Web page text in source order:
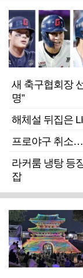
새 축구협회장
명”
해체설 뒤집은
프로야구 취소
라커룸 냉탕 등
잡